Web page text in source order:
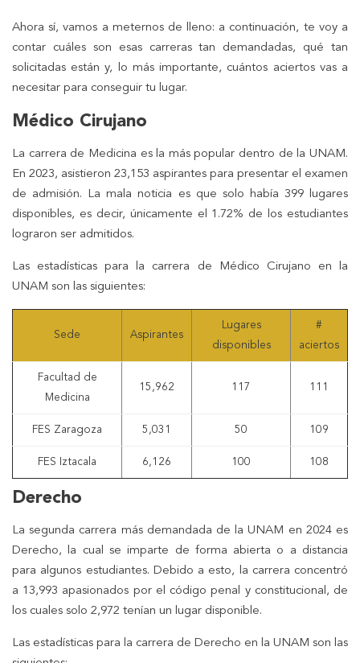
Ahora sí, vamos a meternos de lleno: a continuación, te voy a
contar cuáles son esas carreras tan demandadas, qué tan
solicitadas están y, lo más importante, cuántos aciertos vas a
necesitar para conseguir tu lugar.
Médico Cirujano
La carrera de Medicina es la más popular dentro de la UNAM.
En 2023, asistieron 23,153 aspirantes para presentar el examen
de admisión. La mala noticia es que solo había 399 lugares
disponibles, es decir, únicamente el 1.72% de los estudiantes
lograron ser admitidos.
Las estadísticas para la carrera de Médico Cirujano en la
UNAM son las siguientes:
Sede Aspirantes
Lugares
disponibles
#
aciertos
Facultad de
Medicina
15,962 117 111
FES Zaragoza 5,031 50 109
FES Iztacala 6,126 100 108
Derecho
La segunda carrera más demandada de la UNAM en 2024 es
Derecho, la cual se imparte de forma abierta o a distancia
para algunos estudiantes. Debido a esto, la carrera concentró
a 13,993 apasionados por el código penal y constitucional, de
los cuales solo 2,972 tenían un lugar disponible.
Las estadísticas para la carrera de Derecho en la UNAM son las